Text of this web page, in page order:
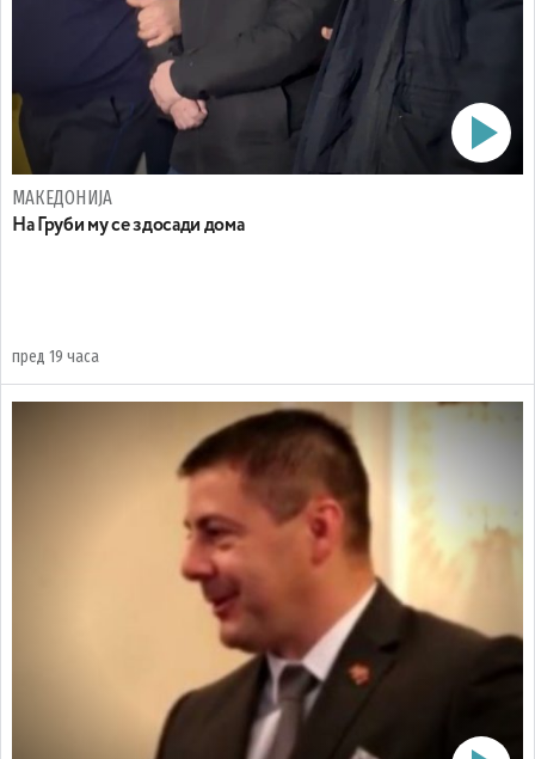
МАКЕДОНИЈА
На Груби му се здосади дома
пред 19 часа